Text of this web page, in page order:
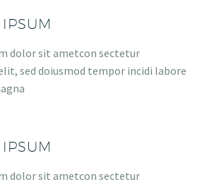
dolor sit ametcon sectetur
sed doiusmod tempor incidi labore
dolor sit ametcon sectetur